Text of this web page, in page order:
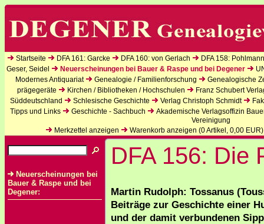
Startseite DFA 161: Garcke DFA 160: von Gerlach
DFA 158:
Geser, Seidel
Neuerscheinungen bei Bauer & Raspe und bei Degener
Modernes Antiquariat
Genealogie / Familienforschung
Genealogische
prägegeräte
Kirchen / Bibliotheken / Hochschulen
Franz Schubert
Süddeutschland
Schlesische Geschichte Verlag Christoph Schmidt
Tipps und Links
Geschichte - Sachbuch
Akademische Verlagsoffizin
Vereinigung
Merkzettel anzeigen
Warenkorb anzeigen (0Artikel, 0,00 EUR)
Neuerscheinungen bei
Bauer & Raspe und bei
Degener:
DFA 156: Die
Martin Rudolph: Tossanus
Beiträge zur Geschichte einer
und der damit verbundenen